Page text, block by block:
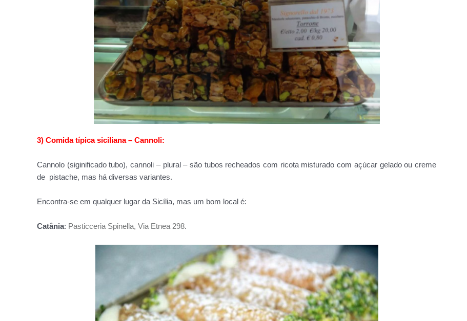
3) Comida típica siciliana – Cannoli:
Cannolo (siginificado tubo), cannoli – plural – são tubos recheados com ricota misturado com açúcar gelado ou creme
de pistache, mas há diversas variantes.
Encontra-se em qualquer lugar da Sicília, mas um bom local é:
Catânia: Pasticceria Spinella, Via Etnea 298.